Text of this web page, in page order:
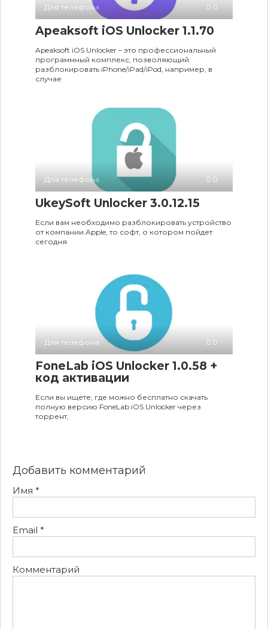
Для телефона 0
Apeaksoft iOS Unlocker 1.1.70
Apeaksoft iOS Unlocker – это профессиональный
программный комплекс, позволяющий
разблокировать iPhone/iPad/iPod, например, в
случае
Для телефона 0
UkeySoft Unlocker 3.0.12.15
Если вам необходимо разблокировать устройство
от компании Apple, то софт, о котором пойдет
сегодня
Для телефона 0
FoneLab iOS Unlocker 1.0.58 +
код активации
Если вы ищете, где можно бесплатно скачать
полную версию FoneLab iOS Unlocker через
торрент,
Добавить комментарий
Имя *
Email *
Комментарий